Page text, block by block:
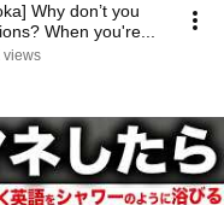
Why don’t you
When you're...
views